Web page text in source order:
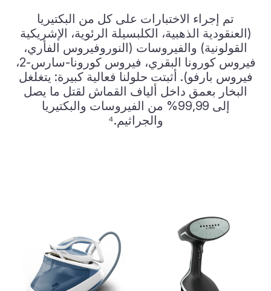
تم إجراء الاختبارات على كل من البكتيريا
(العنقودية الذهبية، الكلبسيلة الرئوية، الإشريكية
القولونية) والفيروسات (النوروفيروس الفأري،
فيروس كورونا البقري، فيروس كورونا-سارس-2،
فيروس بارفو). أثبتت حلولنا فعالية كبيرة: يتغلغل
البخار بعمق داخل ألياف القماش لقتل ما يصل
إلى 99,99% من الفيروسات والبكتيريا
والجراثيم.⁴